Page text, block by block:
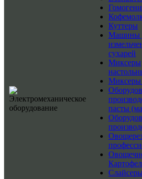
Куттеры
Машины
сухарей
Миксеры
Миксеры
пасты